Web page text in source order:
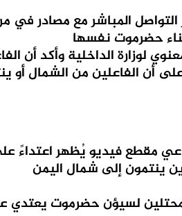
المباشر مع مصادر في
لوزارة الداخلية وأكد أن
أن الفاعلين من الشمال أو
مقطع فيديو يُظهر اعتداءً
لسيؤن حضرموت يعتدي
06 أغسطس 2026
فيديو زُعم أنه يُظهر